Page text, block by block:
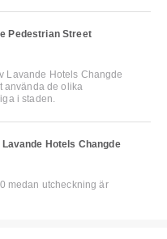
Pedestrian Street
Lavande Hotels Changde
använda de olika
i staden.
Hotels Changde
medan utcheckning är